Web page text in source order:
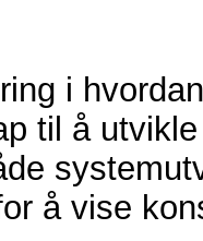
i
til å
å vise